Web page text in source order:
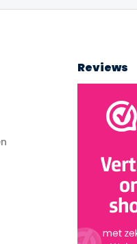
Reviews